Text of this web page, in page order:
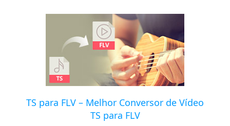
TS para FLV – Melhor Conversor de Vídeo
TS para FLV